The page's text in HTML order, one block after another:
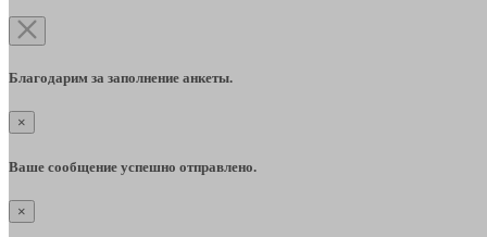
Благодарим за заполнение анкеты.
×
Ваше сообщение успешно отправлено.
×